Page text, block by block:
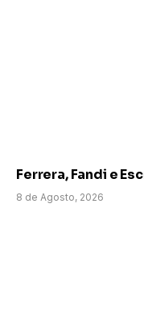
Ferrera, Fandi e
8 de Agosto, 2026